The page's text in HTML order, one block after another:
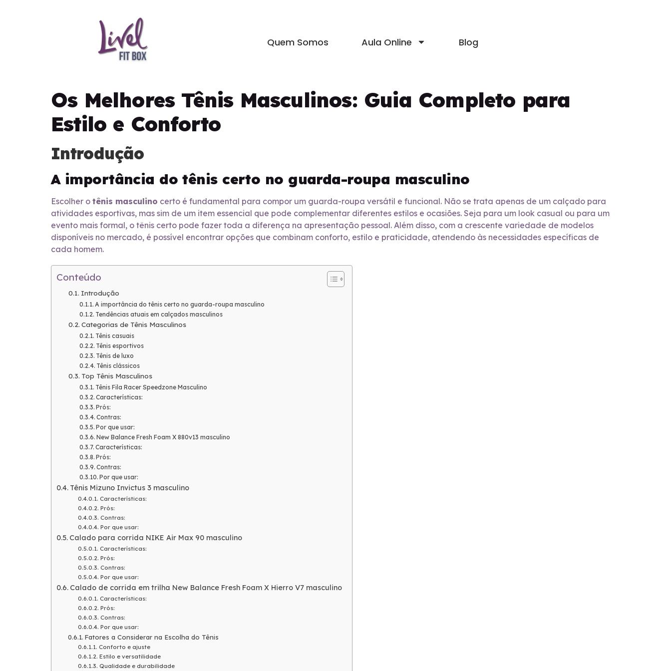
Quem Somos Aula Online Blog
Os Melhores Tênis Masculinos: Guia Completo para
Estilo e Conforto
Introdução
A importância do tênis certo no guarda-roupa masculino
Escolher o tênis masculino certo é fundamental para compor um guarda-roupa versátil e funcional. Não se trata apenas de um calçado para
atividades esportivas, mas sim de um item essencial que pode complementar diferentes estilos e ocasiões. Seja para um look casual ou para um
evento mais formal, o tênis certo pode fazer toda a diferença na apresentação pessoal. Além disso, com a crescente variedade de modelos
disponíveis no mercado, é possível encontrar opções que combinam conforto, estilo e praticidade, atendendo às necessidades específicas de
cada homem.
Conteúdo
Introdução
A importância do tênis certo no guarda-roupa masculino
Tendências atuais em calçados masculinos
Categorias de Tênis Masculinos
Tênis casuais
Tênis esportivos
Tênis de luxo
Tênis clássicos
Top Tênis Masculinos
Tênis Fila Racer Speedzone Masculino
Características:
Prós:
Contras:
Por que usar:
New Balance Fresh Foam X 880v13 masculino
Características:
Prós:
Contras:
Por que usar:
Tênis Mizuno Invictus 3 masculino
Características:
Prós:
Contras:
Por que usar:
Calado para corrida NIKE Air Max 90 masculino
Características:
Prós:
Contras:
Por que usar:
Calado de corrida em trilha New Balance Fresh Foam X Hierro V7 masculino
Características:
Prós:
Contras:
Por que usar:
Fatores a Considerar na Escolha do Tênis
Conforto e ajuste
Estilo e versatilidade
Qualidade e durabilidade